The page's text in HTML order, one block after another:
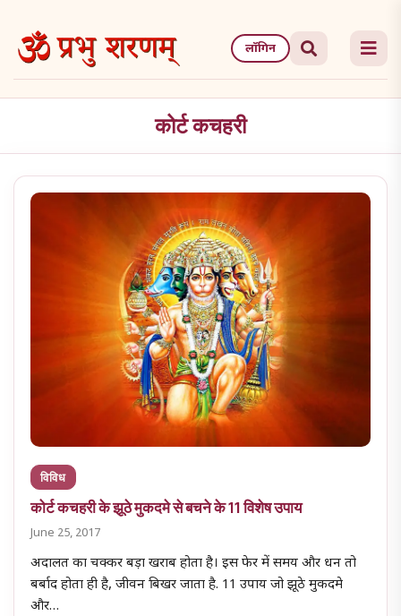
the
लॉगिन
कोर्ट कचहरी
विविध
कोर्ट कचहरी के झूठे मुकदमे से बचने के 11 विशेष उपाय
June 25, 2017
अदालत का चक्कर बड़ा खराब होता है। इस फेर में समय और धन तो
बर्बाद होता ही है, जीवन बिखर जाता है. 11 उपाय जो झूठे मुकदमे
और…